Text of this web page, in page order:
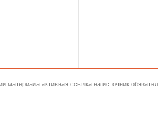
активная ссылка на источник